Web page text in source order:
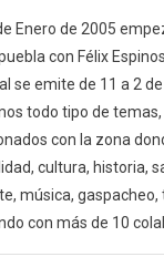
Enero de 2005
con Félix
se emite de 11 a 2
todo tipo de temas,
con la zona
cultura, historia,
música, gaspacheo,
con más de 10